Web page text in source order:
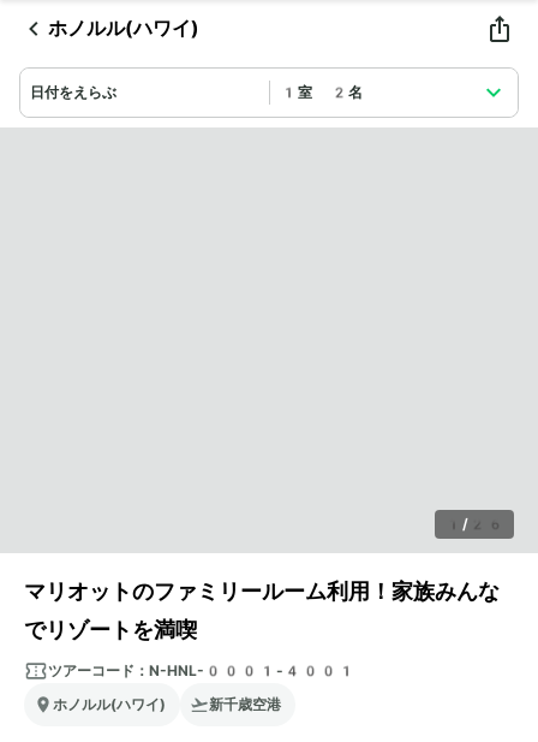
ホノルル(ハワイ)
日付をえらぶ 1室 2名
1 / 26
マリオットのファミリールーム利用！家族みんな
でリゾートを満喫
ツアーコード： N-HNL-0001-4001
ホノルル(ハワイ)
新千歳空港